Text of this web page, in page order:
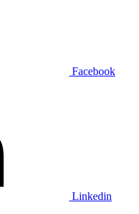
Facebook
Linkedin